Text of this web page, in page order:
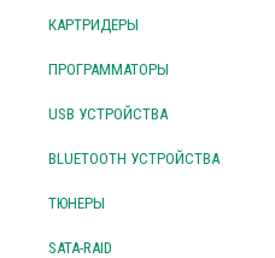
КАРТРИДЕРЫ
ПРОГРАММАТОРЫ
USB УСТРОЙСТВА
BLUETOOTH УСТРОЙСТВА
ТЮНЕРЫ
SATA-RAID